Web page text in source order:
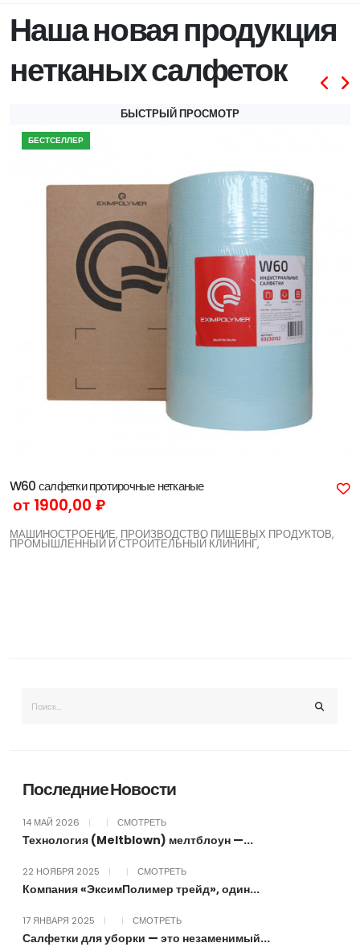
Наша новая продукция
нетканых салфеток
БЕСТСЕЛЛЕР
БЫСТРЫЙ ПРОСМОТР
W60 салфетки протирочные нетканые
от 1900,00 ₽
МАШИНОСТРОЕНИЕ, ПРОИЗВОДСТВО ПИЩЕВЫХ ПРОДУКТОВ,
ПРОМЫШЛЕННЫЙ И СТРОИТЕЛЬНЫЙ КЛИНИНГ,
Последние Новости
14 МАЙ 2026 | | СМОТРЕТЬ
Технология (Meltblown) мелтблоун —...
22 НОЯБРЯ 2025 | | СМОТРЕТЬ
Компания «ЭксимПолимер трейд», один...
17 ЯНВАРЯ 2025 | | СМОТРЕТЬ
Салфетки для уборки — это незаменимый...